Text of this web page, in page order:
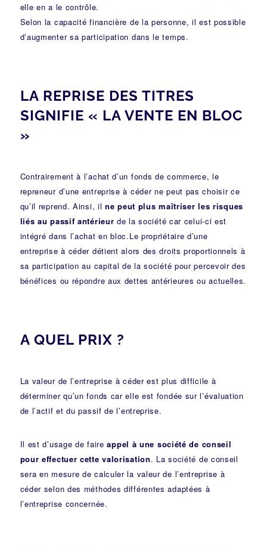
elle en a le contrôle.
Selon la capacité financière de la personne, il est possible
d’augmenter sa participation dans le temps.
LA REPRISE DES TITRES
SIGNIFIE « LA VENTE EN BLOC
»
Contrairement à l’achat d’un fonds de commerce, le
repreneur d’une entreprise à céder ne peut pas choisir ce
qu’il reprend. Ainsi, il ne peut plus maîtriser les risques
liés au passif antérieur de la société car celui-ci est
intégré dans l’achat en bloc.Le propriétaire d’une
entreprise à céder détient alors des droits proportionnels à
sa participation au capital de la société pour percevoir des
bénéfices ou répondre aux dettes antérieures ou actuelles.
A QUEL PRIX ?
La valeur de l’entreprise à céder est plus difficile à
déterminer qu’un fonds car elle est fondée sur l’évaluation
de l’actif et du passif de l’entreprise.
Il est d’usage de faireappel à une société de conseil
pour effectuer cette valorisation. La société de conseil
sera en mesure de calculer la valeur de l’entreprise à
céder selon des méthodes différentes adaptées à
l’entreprise concernée.